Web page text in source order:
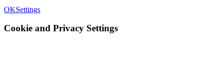
OKSettings
Cookie and Privacy Settings